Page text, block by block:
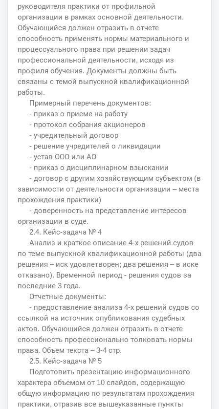
руководителя практики от профильной
организации в рамках основной деятельности.
Обучающийся должен отразить в отчете
способность применять нормы материального и
процессуального права при решении задач
профессиональной деятельности, исходя из
профиля обучения. Документы должны быть
связаны с темой выпускной квалификационной
работы.
Примерный перечень документов:
- приказ о приеме на работу
- протокол собрания акционеров
- учредительный договор
- решение учредителей о ликвидации
- устав ООО или АО
- приказ о дисциплинарном взыскании
- договор с другим хозяйствующим субъектом (в
зависимости от деятельности организации – места
прохождения практики)
- доверенность на представление интересов
организации в суде.
2.4. Кейс-задача № 4
Анализ и краткое описание 4-х решений судов
по теме выпускной квалификационной работы (два
решения – иск удовлетворен; два решения – в иске
отказано). Временной период - решения судов за
последние 3 года.
Отчетные документы:
- предоставление анализа 4-х решений судов со
ссылкой на источник опубликования судебных
актов. Обучающийся должен отразить в отчете
способность профессионально толковать нормы
права. Объем текста – 3-4 стр.
2.5. Кейс-задача № 5
Подготовить презентацию информационного
характера объемом от 10 слайдов, содержащую
общую информацию по результатам прохождения
практики, отразив все вышеуказанные пункты